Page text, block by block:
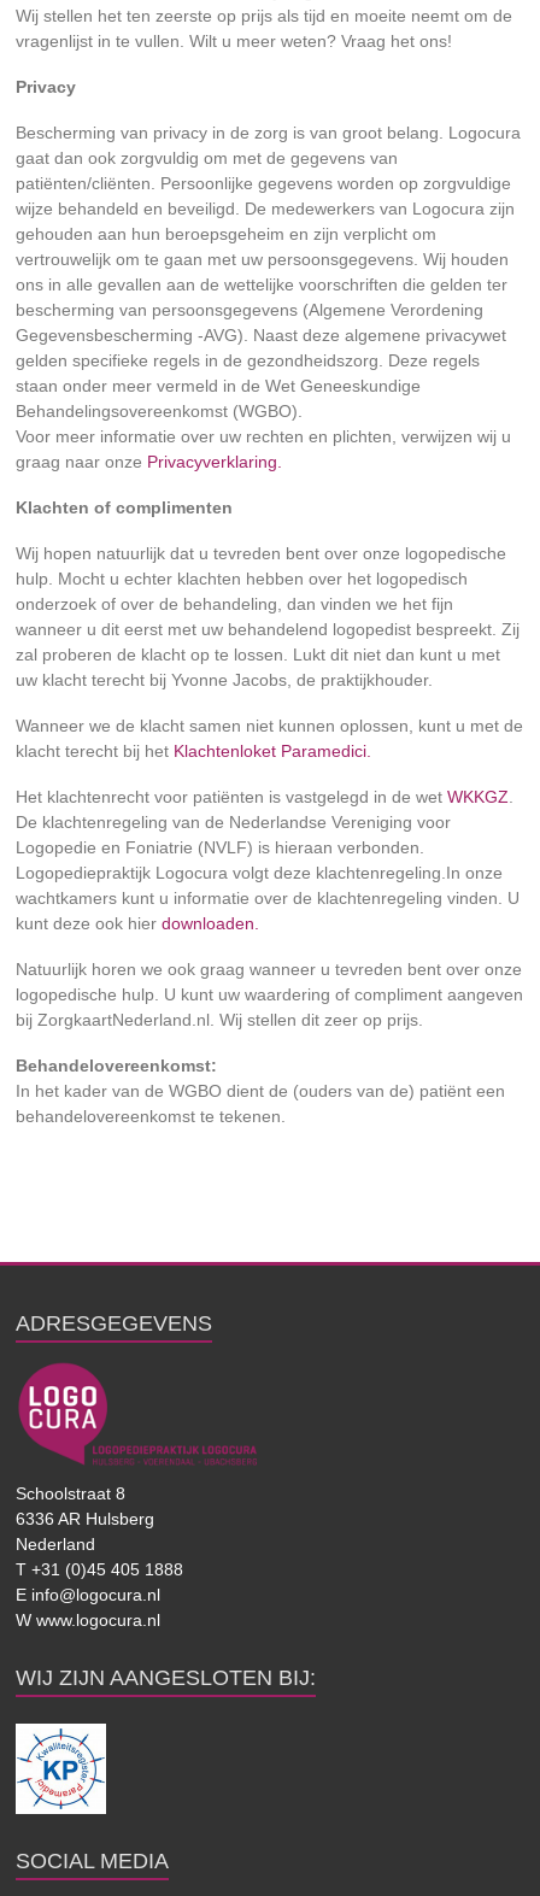
Wij stellen het ten zeerste op prijs als tijd en moeite neemt om de
vragenlijst in te vullen. Wilt u meer weten? Vraag het ons!
Privacy
Bescherming van privacy in de zorg is van groot belang. Logocura
gaat dan ook zorgvuldig om met de gegevens van
patiënten/cliënten. Persoonlijke gegevens worden op zorgvuldige
wijze behandeld en beveiligd. De medewerkers van Logocura zijn
gehouden aan hun beroepsgeheim en zijn verplicht om
vertrouwelijk om te gaan met uw persoonsgegevens. Wij houden
ons in alle gevallen aan de wettelijke voorschriften die gelden ter
bescherming van persoonsgegevens (Algemene Verordening
Gegevensbescherming -AVG). Naast deze algemene privacywet
gelden specifieke regels in de gezondheidszorg. Deze regels
staan onder meer vermeld in de Wet Geneeskundige
Behandelingsovereenkomst (WGBO).
Voor meer informatie over uw rechten en plichten, verwijzen wij u
graag naar onze Privacyverklaring.
Klachten of complimenten
Wij hopen natuurlijk dat u tevreden bent over onze logopedische
hulp. Mocht u echter klachten hebben over het logopedisch
onderzoek of over de behandeling, dan vinden we het fijn
wanneer u dit eerst met uw behandelend logopedist bespreekt. Zij
zal proberen de klacht op te lossen. Lukt dit niet dan kunt u met
uw klacht terecht bij Yvonne Jacobs, de praktijkhouder.
Wanneer we de klacht samen niet kunnen oplossen, kunt u met de
klacht terecht bij het Klachtenloket Paramedici.
Het klachtenrecht voor patiënten is vastgelegd in de wetWKKGZ
De klachtenregeling van de Nederlandse Vereniging voor
Logopedie en Foniatrie (NVLF) is hieraan verbonden.
Logopediepraktijk Logocura volgt deze klachtenregeling.In onze
wachtkamers kunt u informatie over de klachtenregeling vinden. U
kunt deze ook hierdownloaden.
Natuurlijk horen we ook graag wanneer u tevreden bent over onze
logopedische hulp. U kunt uw waardering of compliment aangeven
bij ZorgkaartNederland.nl. Wij stellen dit zeer op prijs.
Behandelovereenkomst:
In het kader van de WGBO dient de (ouders van de) patiënt een
behandelovereenkomst te tekenen.
ADRESGEGEVENS
Schoolstraat 8
6336 AR Hulsberg
Nederland
T +31 (0)45 405 1888
E info@logocura.nl
W www.logocura.nl
WIJ ZIJN AANGESLOTEN BIJ:
SOCIAL MEDIA